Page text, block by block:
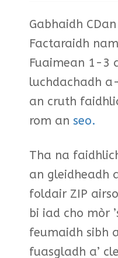
Gabhaidh CDan
Factaraidh nam
Fuaimean 1-3
luchdachadh
an cruth
rom anseo.
Tha na
an gleidheadh
foldair ZIP
bi iad cho mòr
feumaidh sibh
fuasgladh a’